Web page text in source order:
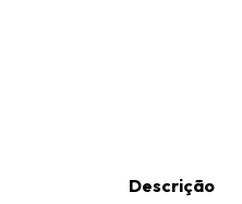
Descrição